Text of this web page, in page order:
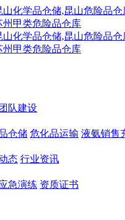
团队建设
仓储 危化品运输 液氨销售
态 行业资讯
急演练 资质证书